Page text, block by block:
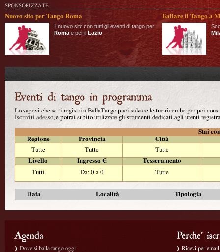
SPONSORIZZATE
Nuovo sito per Tango Roma
Il nuovo sito con tutti gli eventi di tango per
Roma e per il Lazio
Ballare il Tango a
Lo sapevi che se ti registri a BallaTango puoi salvare le tue ricerche per poi
Iscriviti adesso, e potrai subito utilizzare gli strumenti dedicati agli utenti
Stai
Regione
Provincia
Città
Tutte
Tutte
Tutte
Livello
Ingresso €
Tesseramento
Tutti
Da: 0 a 0 Tutte
Data Località Tipologia
Dove si balla tango oggi
Ricevi per